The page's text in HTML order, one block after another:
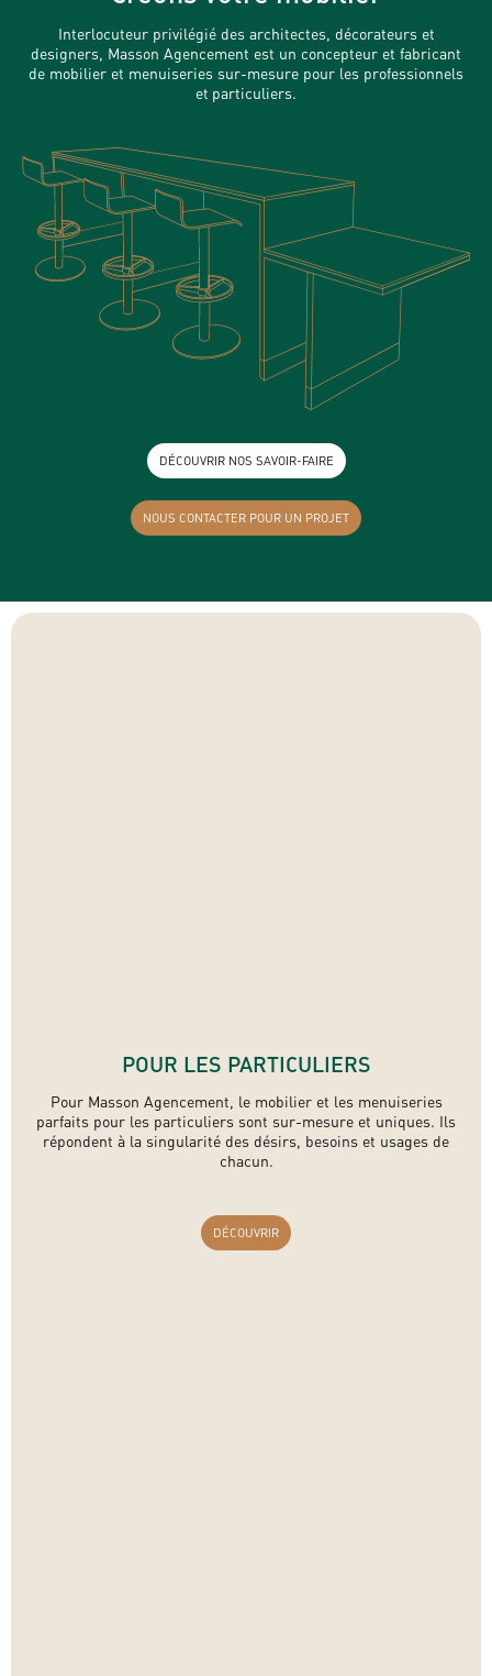
Interlocuteur privilégié des architectes, décorateurs et
designers, Masson Agencement est un concepteur et fabricant
de mobilier et menuiseries sur-mesure pour les professionnels
et particuliers.
DÉCOUVRIR NOS SAVOIR-FAIRE
NOUS CONTACTER POUR UN PROJET
POUR LES PARTICULIERS
Pour Masson Agencement, le mobilier et les menuiseries
parfaits pour les particuliers sont sur-mesure et uniques. Ils
répondent à la singularité des désirs, besoins et usages de
chacun.
DÉCOUVRIR